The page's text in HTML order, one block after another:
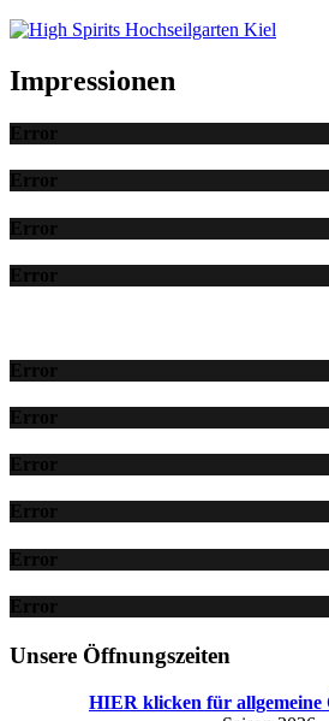
Impressionen
Error
Error
Error
Error
Error
Error
Error
Error
Error
Error
Unsere Öffnungszeiten
HIER klicken für allgemeine